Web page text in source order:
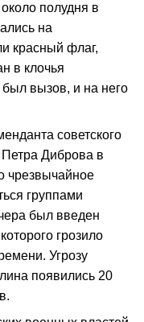
полудня в
на
красный флаг,
в клочья
вызов, и на него
советского
Диброва в
чрезвычайное
группами
был введен
грозило
Угрозу
появились 20